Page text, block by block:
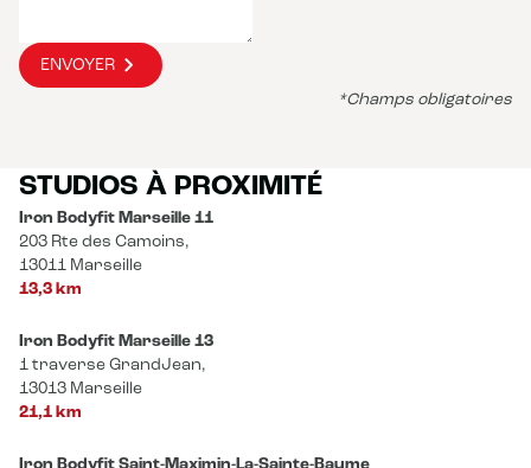
ENVOYER
*Champs obligatoires
STUDIOS À PROXIMITÉ
Iron Bodyfit Marseille 11
203 Rte des Camoins,
13011 Marseille
13,3 km
Iron Bodyfit Marseille 13
1 traverse GrandJean,
13013 Marseille
21,1 km